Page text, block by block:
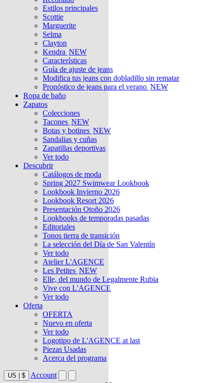
Estilos principales
Scottie
Marguerite
Selma
Clayton
Kendra NEW
Características
Guía de ajuste de jeans
Modifica tus jeans con dobladillo sin rematar
Pronóstico de jeans para el verano NEW
Ropa de baño
Zapatos
Colecciones
Tacones NEW
Botas y botines NEW
Sandalias y cuñas
Zapatillas deportivas
Ver todo
Descubrir
Catálogos de moda
Spring 2027 Swimwear Lookbook
Lookbook Invierno 2026
Lookbook Resort 2026
Presentación Otoño 2026
Lookbooks de temporadas pasadas
Editoriales
Tonos tierra de transición
La selección del Día de San Valentín
Ver todo
Atelier L'AGENCE
Les Petites NEW
Elle, del mundo de Legalmente Rubia
Vive con L'AGENCE
Ver todo
Oferta
OFERTA
Nuevo en oferta
Ver todo
Logotipo de L'AGENCE at last
Piezas Usadas
Acerca del programa
US $ Account